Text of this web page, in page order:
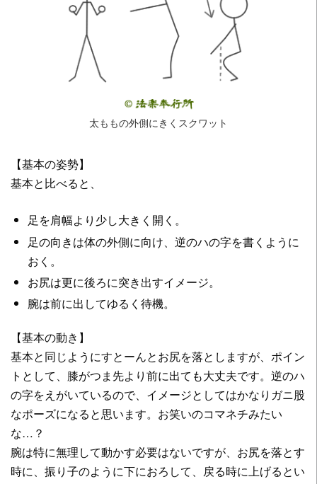
太ももの外側にきくスクワット
【基本の姿勢】
基本と比べると、
足を肩幅より少し大きく開く。
足の向きは体の外側に向け、逆のハの字を書くように
おく。
お尻は更に後ろに突き出すイメージ。
腕は前に出してゆるく待機。
【基本の動き】
基本と同じようにすとーんとお尻を落としますが、ポイン
トとして、膝がつま先より前に出ても大丈夫です。逆のハ
の字をえがいているので、イメージとしてはかなりガニ股
なポーズになると思います。お笑いのコマネチみたい
な…？
腕は特に無理して動かす必要はないですが、お尻を落とす
時に、振り子のように下におろして、戻る時に上げるとい